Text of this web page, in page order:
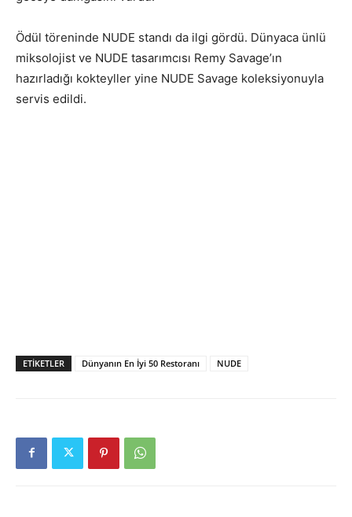
Ödül töreninde NUDE standı da ilgi gördü. Dünyaca ünlü
miksolojist ve NUDE tasarımcısı Remy Savage’ın
hazırladığı kokteyller yine NUDE Savage koleksiyonuyla
servis edildi.
ETIKETLER Dünyanın En İyi 50 Restoranı NUDE